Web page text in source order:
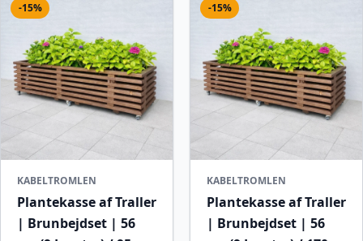
-15%
KABELTROMLEN
Plantekasse af Traller
| Brunbejdset | 56
-15%
KABELTROMLEN
Plantekasse af Traller
| Brunbejdset | 56